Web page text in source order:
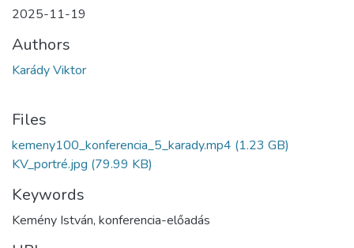
2025-11-19
Authors
Karády Viktor
Files
kemeny100_konferencia_5_karady.mp4 (1.23 GB)
KV_portré.jpg (79.99 KB)
Keywords
Kemény István, konferencia-előadás